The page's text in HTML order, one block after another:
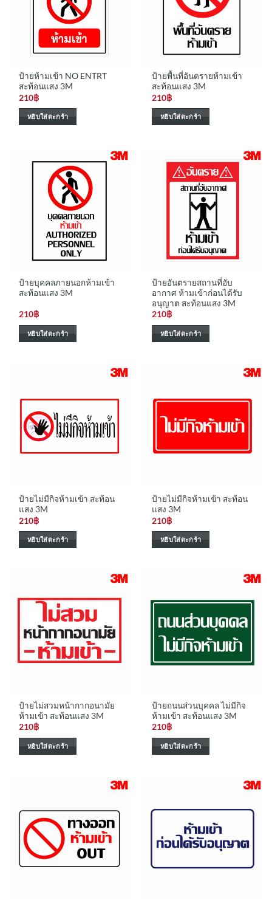
ป้ายห้ามเข้า NO ENTRT
สะท้อนแสง 3M
210฿
หยิบใส่ตะกร้า
ป้ายพื้นที่อันตรายห้ามเข้า
สะท้อนแสง 3M
210฿
หยิบใส่ตะกร้า
ป้ายบุคคลภายนอกห้ามเข้า
สะท้อนแสง 3M
210฿
หยิบใส่ตะกร้า
ป้ายอันตรายสถานที่อับ
อากาศ ห้ามเข้าก่อนได้รับ
อนุญาต สะท้อนแสง 3M
210฿
หยิบใส่ตะกร้า
ป้ายไม่มีกิจห้ามเข้า สะท้อน
แสง 3M
210฿
หยิบใส่ตะกร้า
ป้ายไม่มีกิจห้ามเข้า สะท้อน
แสง 3M
210฿
หยิบใส่ตะกร้า
ป้ายไม่สวมหน้ากากอนามัย
ห้ามเข้า สะท้อนแสง 3M
210฿
หยิบใส่ตะกร้า
ป้ายถนนส่วนบุคคล ไม่มีกิจ
ห้ามเข้า สะท้อนแสง 3M
210฿
หยิบใส่ตะกร้า